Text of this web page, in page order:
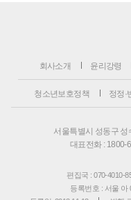
회사소개 윤리강령
청소년보호정책 정정·
서울특별시 성동구
대표전화 : 1800-
편집국 : 070-4010-
등록번호 : 서울 아